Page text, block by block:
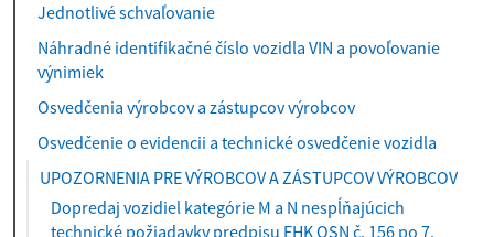
Jednotlivé schvaľovanie
Náhradné identifikačné číslo vozidla VIN a povoľovanie
výnimiek
Osvedčenia výrobcov a zástupcov výrobcov
Osvedčenie o evidencii a technické osvedčenie vozidla
UPOZORNENIA PRE VÝROBCOV A ZÁSTUPCOV VÝROBCOV
Dopredaj vozidiel kategórie M a N nespĺňajúcich
technické požiadavky predpisu EHK OSN č. 156 po 7.